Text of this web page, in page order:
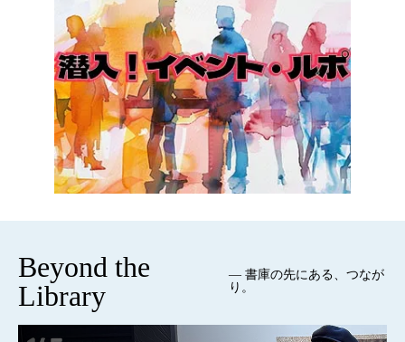
Beyond the
Library
— 書庫の先にある、つなが
り。